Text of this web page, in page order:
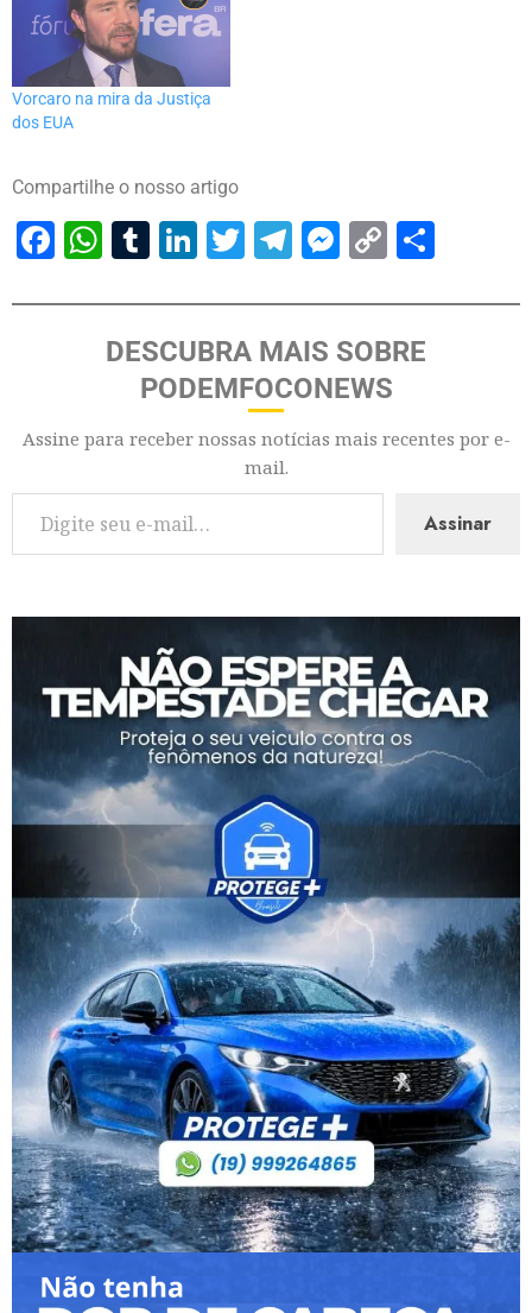
Vorcaro na mira da Justiça
dos EUA
Compartilhe o nosso artigo
Facebook
WhatsApp
Tumblr
LinkedIn
Twitter
Telegram
Messenger
Copy
DESCUBRA MAIS SOBRE
PODEMFOCONEWS
Assine para receber nossas notícias mais recentes por e-
mail.
Assinar